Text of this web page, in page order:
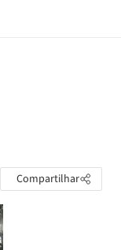
Compartilhar